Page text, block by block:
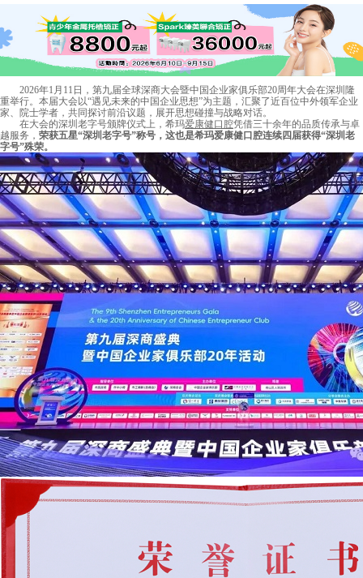
2026年1月11日，第九届全球深商大会暨中国企业家俱乐部20周年大会在深圳隆
重举行。本届大会以“遇见未来的中国企业思想”为主题，汇聚了近百位中外领军企业
家、院士学者，共同探讨前沿议题，展开思想碰撞与战略对话。
在大会的深圳老字号颁牌仪式上，希玛爱康健口腔凭借三十余年的品质传承与卓
越服务， 荣获五星“深圳老字号”称号，这也是希玛爱康健口腔连续四届获得“深圳老
字号”殊荣。